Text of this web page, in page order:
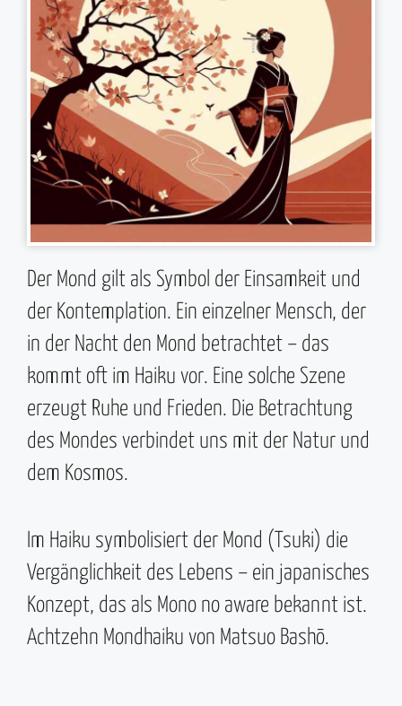
Der Mond gilt als Symbol der Einsamkeit und
der Kontemplation. Ein einzelner Mensch, der
in der Nacht den Mond betrachtet – das
kommt oft im Haiku vor. Eine solche Szene
erzeugt Ruhe und Frieden. Die Betrachtung
des Mondes verbindet uns mit der Natur und
dem Kosmos.
Im Haiku symbolisiert der Mond (Tsuki) die
Vergänglichkeit des Lebens – ein japanisches
Konzept, das als Mono no aware bekannt ist.
Achtzehn Mondhaiku von Matsuo Bashō.